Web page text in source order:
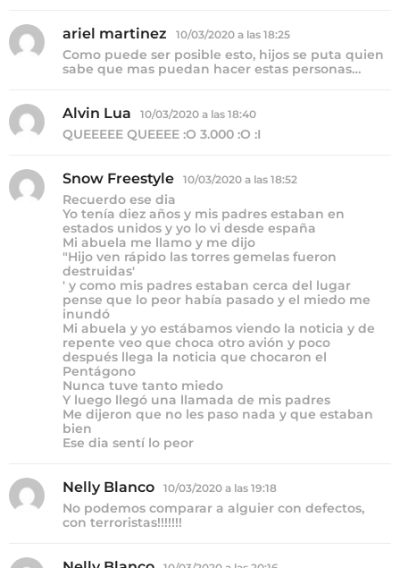
ariel martinez d
i
c
10/03/2020 a las 18:25
Como puede ser posible esto, hijos se puta quien
sabe que mas puedan hacer estas personas…
Alvin Lua d
i
c
:
10/03/2020 a las 18:40
QUEEEEE QUEEEE :O 3.000 :O :I
Snow Freestyle d
c
e
:
10/03/2020 a las 18:52
Recuerdo ese dia
Yo tenía diez años y mis padres estaban en
estados unidos y yo lo vi desde españa
Mi abuela me llamo y me dijo
"Hijo ven rápido las torres gemelas fueron
destruidas'
' y como mis padres estaban cerca del lugar
pense que lo peor había pasado y el miedo me
inundó
Mi abuela y yo estábamos viendo la noticia y de
repente veo que choca otro avión y poco
después llega la noticia que chocaron el
Pentágono
Nunca tuve tanto miedo
Y luego llegó una llamada de mis padres
Me dijeron que no les paso nada y que estaban
bien
Ese dia sentí lo peor
Nelly Blanco d
i
c
10/03/2020 a las 19:18
No podemos comparar a alguier con defectos,
con terroristas!!!!!!!